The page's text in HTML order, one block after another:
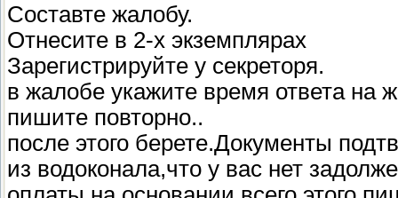
Составте жалобу.
Отнесите в 2-х экземплярах
Зарегистрируйте у секреторя.
в жалобе укажите время ответа на
пишите повторно..
после этого берете.Документы
из водоконала,что у вас нет